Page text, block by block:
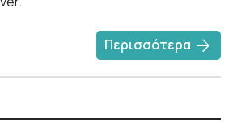
Περισσότερα arrow_forward